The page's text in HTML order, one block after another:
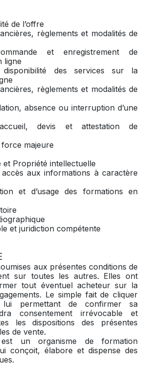
de l’offre
règlements et modalités de
et enregistrement de
ligne
des services sur la
règlements et modalités de
absence ou interruption d’une
devis et attestation de
majeure
et Propriété intellectuelle
aux informations à caractère
et d’usage des formations en
et juridiction compétente
aux présentes conditions de
sur toutes les autres. Elles ont
tout éventuel acheteur sur la
Le simple fait de cliquer
permettant de confirmer sa
consentement irrévocable et
les dispositions des présentes
de vente.
est un organisme de formation
conçoit, élabore et dispense des